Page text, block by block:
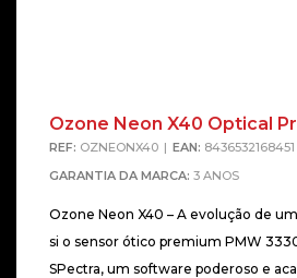
Ozone Neon X40 Optical
REF: OZNEONX40 EAN: 8436532168451
GARANTIA DA MARCA: 3 ANOS
Ozone Neon X40 – A evolução de
si o sensor ótico premium PMW
SPectra, um software poderoso e